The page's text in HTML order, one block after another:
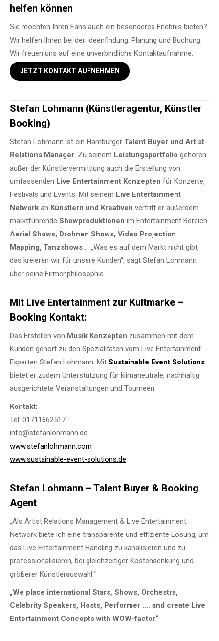
helfen können
Sie möchten Ihren Fans auch ein besonderes Erlebnis bieten?
Wir helfen Ihnen bei der Ideenfindung, Planung und Buchung.
Wir freuen uns auf eine unverbindliche Kontaktaufnahme.
JETZT KONTAKT AUFNEHMEN
Stefan Lohmann (Künstleragentur, Künstler
Booking)
Stefan Lohmann ist ein Hamburger Talent Buyer und Artist
Relations Manager. Zu seinem Leistungsportfolio gehören
außer der Künstlervermittlung auch die Erstellung von
umfassenden Live Entertainment Konzepten für Konzerte,
Festivals und Events. Mit seinem Live Entertainment
Network an Künstlern und Kreativen vertritt er außerdem
marktführende Showproduktionen im Entertainment Bereich
Aerial Shows, Drohnen Shows, Video Projection
Mapping, Tanzshows … „Was es auf dem Markt nicht gibt,
das kreieren wir für unsere Kunden“, sagt Stefan Lohmann
über seine Firmenphilosophie.
Mit Live Entertainment zur Kultmarke –
Booking Kontakt:
Das Erstellen von Musik Konzepten zusammen mit dem
Kunden gehört zu den Spezialitäten vom Live Entertainment
Experten Stefan Lohmann. Mit Sustainable Event Solutions
bietet er zudem Unterstützung für klimaneutrale, nachhaltig
ausgerichtete Veranstaltungen und Tourneen.
Kontakt:
Tel: 01711662517
info@stefanlohmann.de
www.stefanlohmann.com
www.sustainable-event-solutions.de
Stefan Lohmann – Talent Buyer & Booking
Agent
„Als Artist Relations Management & Live Entertainment
Network biete ich eine transparente und effiziente Lösung, um
das Live Entertainment Handling zu kanalisieren und zu
professionalisieren, bei gleichzeitiger Kostensenkung und
größerer Künstlerauswahl.“
„We place international Stars, Shows, Orchestra,
Celebrity Speakers, Hosts, Performer …. and create Live
Entertainment Concepts with WOW-factor“